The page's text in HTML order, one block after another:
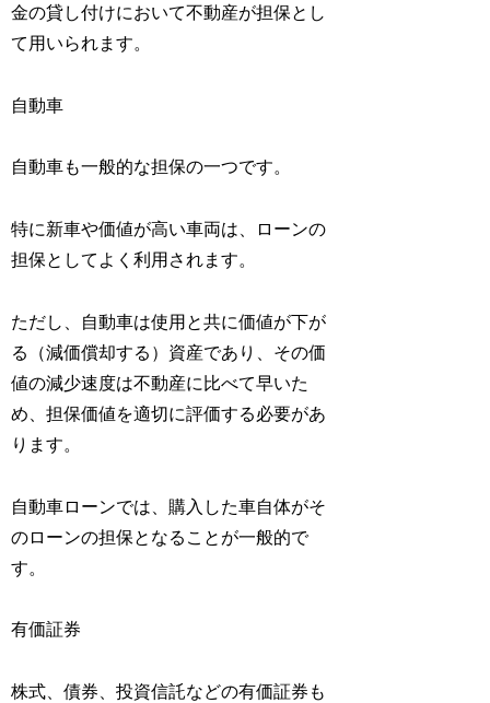
金の貸し付けにおいて不動産が担保とし
て用いられます。
自動車
自動車も一般的な担保の一つです。
特に新車や価値が高い車両は、ローンの
担保としてよく利用されます。
ただし、自動車は使用と共に価値が下が
る（減価償却する）資産であり、その価
値の減少速度は不動産に比べて早いた
め、担保価値を適切に評価する必要があ
ります。
自動車ローンでは、購入した車自体がそ
のローンの担保となることが一般的で
す。
有価証券
株式、債券、投資信託などの有価証券も